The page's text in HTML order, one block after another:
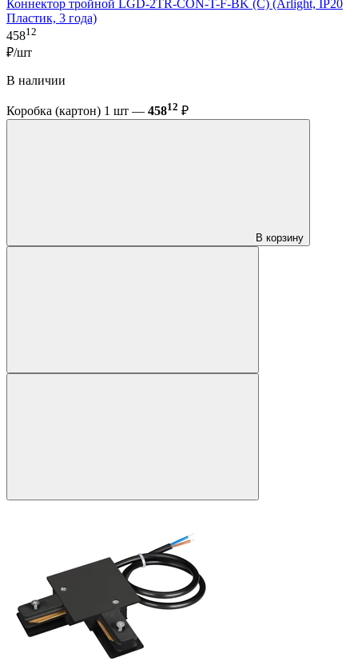
Коннектор тройной LGD-2TR-CON-T-F-BK (C) (Arlight, IP20
Пластик, 3 года)
45812
₽/шт
В наличии
Коробка (картон) 1 шт — 45812 ₽
В корзину